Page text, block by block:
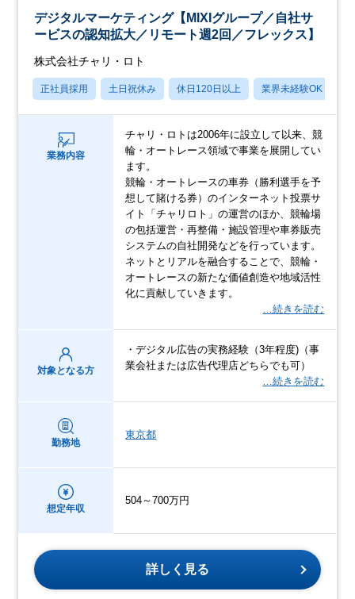
デジタルマーケティング【MIXIグループ／自社サ
ービスの認知拡大／リモート週2回／フレックス】
株式会社チャリ・ロト
正社員採用 土日祝休み 休日120日以上 業界未経験OK
業務内容
チャリ・ロトは2006年に設立して以来、競
輪・オートレース領域で事業を展開してい
ます。
競輪・オートレースの車券（勝利選手を予
想して賭ける券）のインターネット投票サ
イト「チャリロト」の運営のほか、競輪場
の包括運営・再整備・施設管理や車券販売
システムの自社開発などを行っています。
ネットとリアルを融合することで、競輪・
オートレースの新たな価値創造や地域活性
化に貢献していきます。
…続きを読む
対象となる方
・デジタル広告の実務経験（3年程度)（事
業会社または広告代理店どちらでも可）
…続きを読む
勤務地
東京都
想定年収
504～700万円
詳しく見る